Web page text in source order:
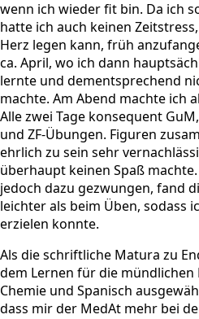
wenn ich wieder fit bin. Da ich
hatte ich auch keinen
Herz legen kann, früh
ca. April, wo ich dann
lernte und dementsprechend
machte. Am Abend machte ich
Alle zwei Tage konsequent
und ZF-Übungen. Figuren
ehrlich zu sein sehr
überhaupt keinen Spaß
jedoch dazu gezwungen, fand
leichter als beim Üben, sodass
erzielen konnte.
Als die schriftliche Matura zu
dem Lernen für die mündlichen
Chemie und Spanisch
dass mir der MedAt mehr bei